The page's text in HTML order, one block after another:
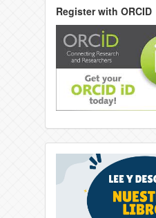
Register with ORCID